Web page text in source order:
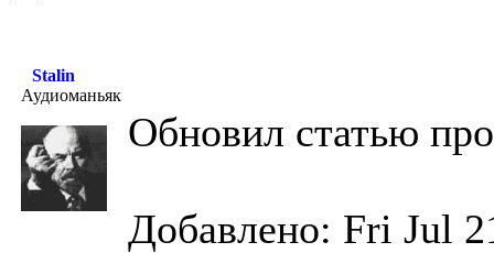
Stalin
Аудиоманьяк
Обновил статью
Добавлено: Fri Jul